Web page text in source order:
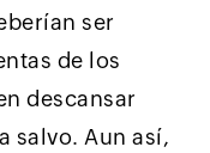
ser
de los
descansar
salvo. Aun así,